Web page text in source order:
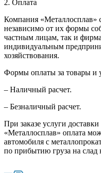
2. Оплата
Компания «Металлосплав»
независимо от их формы
частным лицам, так и
индивидуальным
хозяйствования.
Формы оплаты за товары и
– Наличный расчет.
– Безналичный расчет.
При заказе услуги
«Металлосплав» оплата
автомобиля с
по прибытию груза на слад